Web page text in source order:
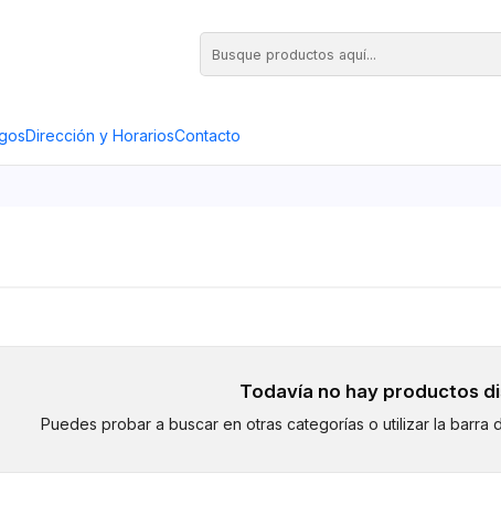
Dirección y HorariosContacto
Todavía no hay productos
Puedes probar a buscar en otras categorías o utilizar la